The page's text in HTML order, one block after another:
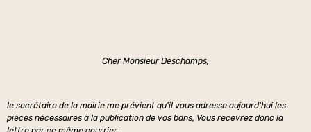
Cher Monsieur Deschamps,
le secrétaire de la mairie me prévient qu'il vous adresse aujourd'hui les
pièces nécessaires à la publication de vos bans, Vous recevrez donc la